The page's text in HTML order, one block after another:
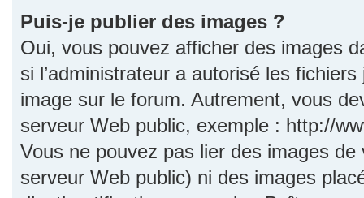
Puis-je publier des images ?
Oui, vous pouvez afficher des images
si l’administrateur a autorisé les
image sur le forum. Autrement, vous
serveur Web public, exemple : http://
Vous ne pouvez pas lier des images
serveur Web public) ni des images